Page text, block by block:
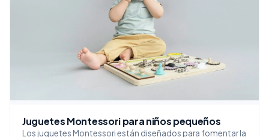
Juguetes Montessori para niños pequeños
Los juguetes Montessori están diseñados para fomentar la